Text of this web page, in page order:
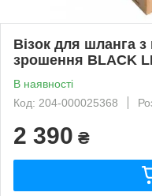
Візок для шланга
зрошення BLACK
В наявності
Код: 204-000025368
2 390 ₴